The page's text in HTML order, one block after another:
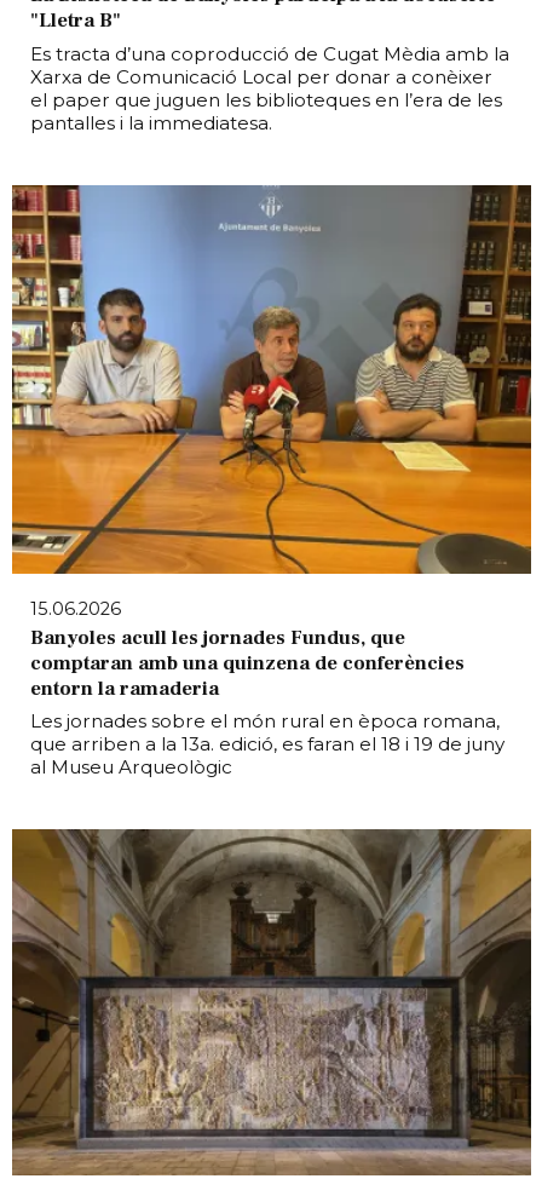
"Lletra B"
Es tracta d’una coproducció de Cugat Mèdia amb la
Xarxa de Comunicació Local per donar a conèixer
el paper que juguen les biblioteques en l’era de les
pantalles i la immediatesa.
15.06.2026
Banyoles acull les jornades Fundus, que
comptaran amb una quinzena de conferències
entorn la ramaderia
Les jornades sobre el món rural en època romana,
que arriben a la 13a. edició, es faran el 18 i 19 de juny
al Museu Arqueològic